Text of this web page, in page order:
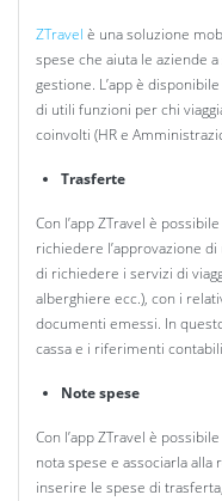
ZTravel è una soluzione
spese che aiuta le aziende
gestione. L’app è
di utili funzioni per chi
coinvolti (HR e
Trasferte
Con l’app ZTravel è
richiedere l’approvazione
di richiedere i servizi di
alberghiere ecc.), con i
documenti emessi. In
cassa e i riferimenti
Note spese
Con l’app ZTravel è
nota spese e associarla alla
inserire le spese di